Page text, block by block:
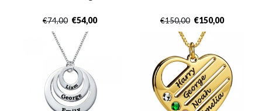
€74,00 €54,00 €150,00 €150,00